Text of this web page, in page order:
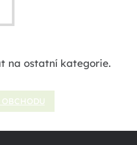
na ostatní kategorie.